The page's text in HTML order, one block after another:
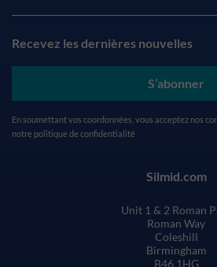
Recevez les dernières nouvelles
S’abonner
En soumettant vos coordonnées, vous acceptez nos
notre politique de confidentialité
Silmid.com
Unit 1 & 2 Roman
Roman Way
Coleshill
Birmingham
B46 1HG